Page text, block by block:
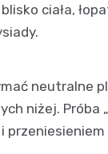
ciała,
neutralne
niżej. Próba